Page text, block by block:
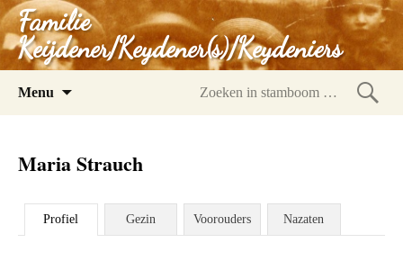
Familie
Keijdener/Keydener(s)/Keydeniers
Menu
Maria Strauch
Profiel Gezin Voorouders Nazaten